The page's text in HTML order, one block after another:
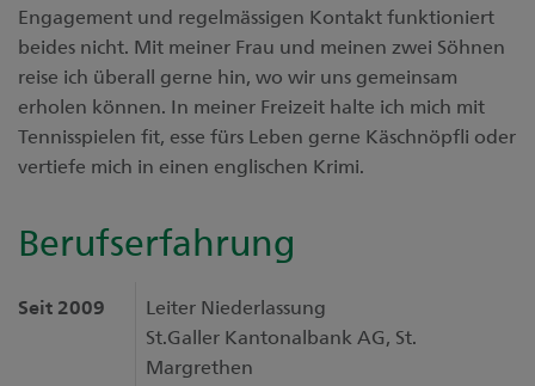
Engagement und regelmässigen Kontakt funktioniert
beides nicht. Mit meiner Frau und meinen zwei Söhnen
reise ich überall gerne hin, wo wir uns gemeinsam
erholen können. In meiner Freizeit halte ich mich mit
Tennisspielen fit, esse fürs Leben gerne Käschnöpfli oder
vertiefe mich in einen englischen Krimi.
Berufserfahrung
Seit 2009
Leiter Niederlassung
St.Galler Kantonalbank AG, St.
Margrethen